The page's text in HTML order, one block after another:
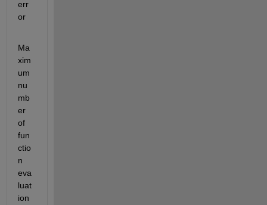
err
or
Ma
xim
um
nu
mb
er
of
fun
ctio
n
eva
luat
ion